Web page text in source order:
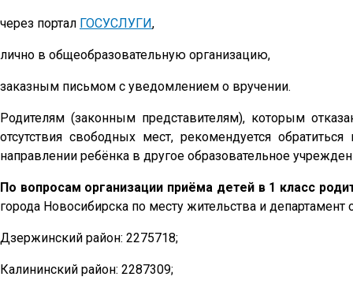
через портал ГОСУСЛУГИ,
лично в общеобразовательную организацию,
заказным письмом с уведомлением о вручении.
Родителям (законным представителям), которым
отсутствия свободных мест, рекомендуется
направлении ребёнка в другое образовательное
По вопросам организации приёма детей в 1 класс
города Новосибирска по месту жительства и
Дзержинский район: 2275718;
Калининский район: 2287309;